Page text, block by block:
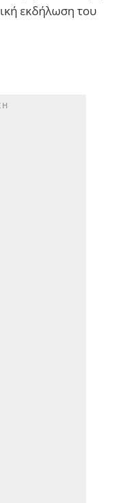
εκδήλωση του